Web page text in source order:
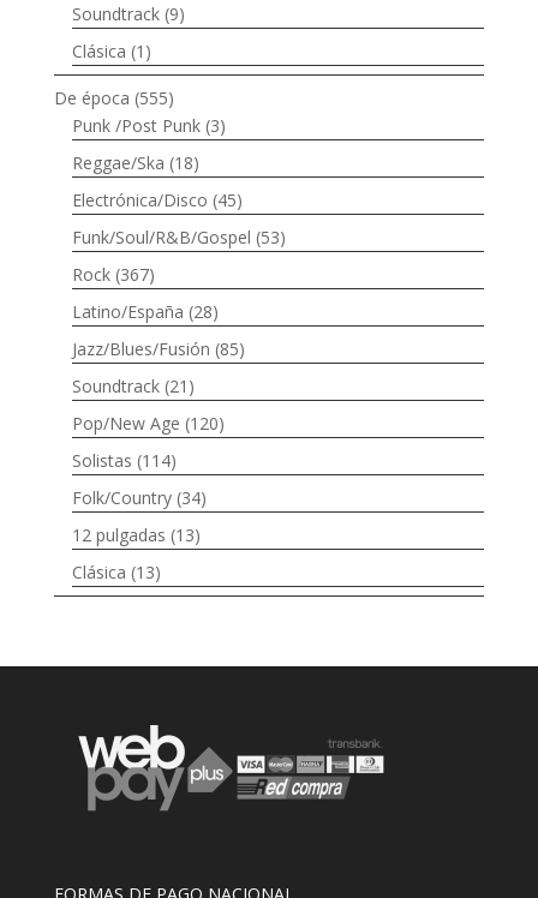
Soundtrack (9)
Clásica (1)
De época (555)
Punk /Post Punk (3)
Reggae/Ska (18)
Electrónica/Disco (45)
Funk/Soul/R&B/Gospel (53)
Rock (367)
Latino/España (28)
Jazz/Blues/Fusión (85)
Soundtrack (21)
Pop/New Age (120)
Solistas (114)
Folk/Country (34)
12 pulgadas (13)
Clásica (13)